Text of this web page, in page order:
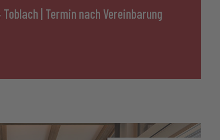
| Termin nach Vereinbarung